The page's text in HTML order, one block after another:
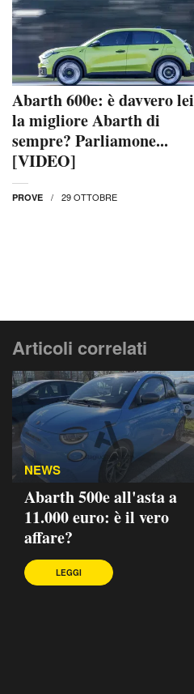
Abarth 600e: è davvero lei
la migliore Abarth di
sempre? Parliamone...
[VIDEO]
PROVE 29 OTTOBRE
Articoli correlati
NEWS
Abarth 500e all'asta a
11.000 euro: è il vero
affare?
LEGGI